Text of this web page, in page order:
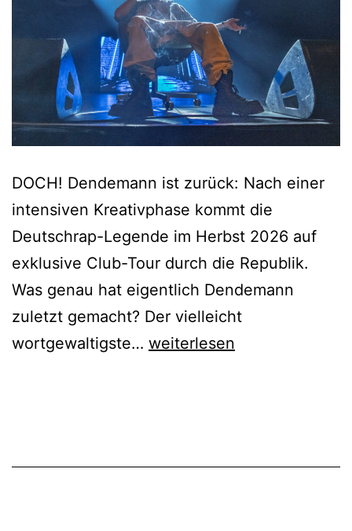
DOCH! Dendemann ist zurück: Nach einer
intensiven Kreativphase kommt die
Deutschrap-Legende im Herbst 2026 auf
exklusive Club-Tour durch die Republik.
Was genau hat eigentlich Dendemann
zuletzt gemacht? Der vielleicht
wortgewaltigste… Dendemann
weiterlesen